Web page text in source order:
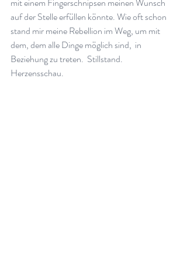
auf der Stelle erfüllen könnte. Wie oft schon
stand mir meine Rebellion im Weg, um mit
dem, dem alle Dinge möglich sind,  in
Beziehung zu treten.  Stillstand.
Herzensschau.